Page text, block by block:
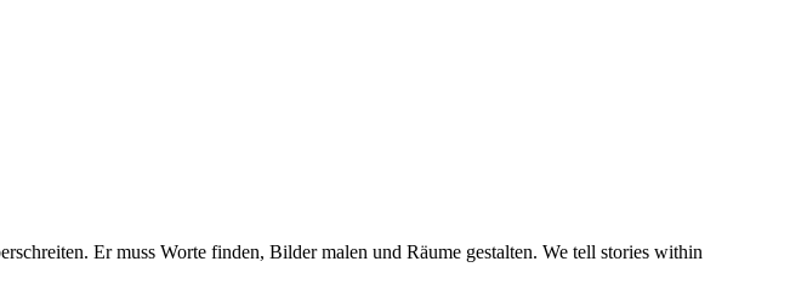
Er muss Worte finden, Bilder malen und Räume gestalten. We tell stories within